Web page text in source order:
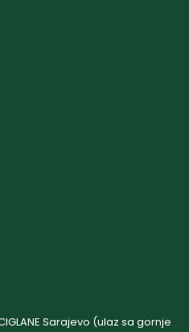
Sarajevo (ulaz sa gornje